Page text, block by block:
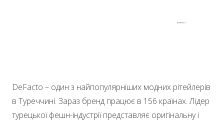
DeFacto – один з найпопулярніших модних рітейлерів
в Туреччині. Зараз бренд працює в 156 країнах. Лідер
турецької фешн-індустрії представляє оригінальну і